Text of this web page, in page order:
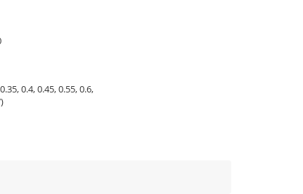
0.4, 0.45, 0.55, 0.6,